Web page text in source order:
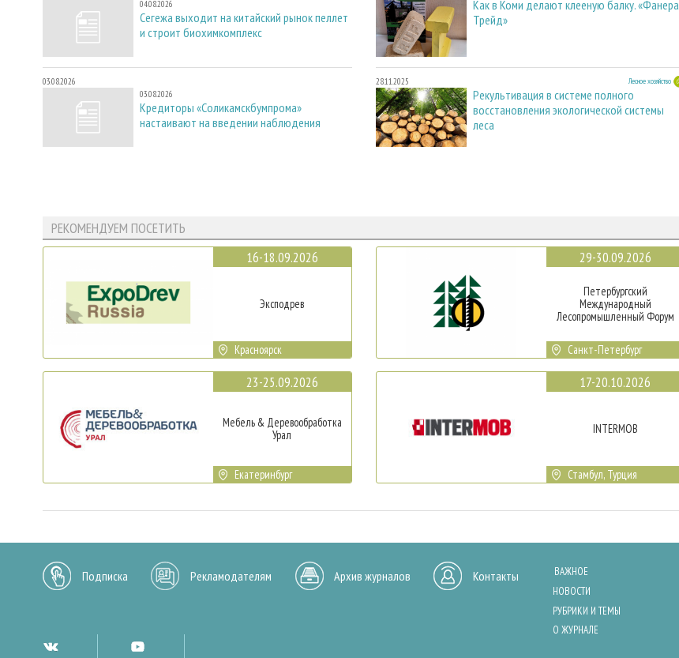
04.08.2026
Сегежа выходит на китайский рынок пеллет
и строит биохимкомплекс
03.08.2026
03.08.2026
Кредиторы «Соликамскбумпрома»
настаивают на введении наблюдения
Как в Коми делают клееную балку. «Фанера
Трейд»
28.11.2025 Лесное хозяйство
Рекультивация в системе полного
восстановления экологической системы
леса
РЕКОМЕНДУЕМ ПОСЕТИТЬ
16-18.09.2026
Эксподрев
Красноярск
23-25.09.2026
Мебель & Деревообработка
Урал
Екатеринбург
29-30.09.2026
Петербургский
Международный
Лесопромышленный Форум
Санкт-Петербург
17-20.10.2026
INTERMOB
Стамбул, Турция
Подписка Рекламодателям Архив журналов Контакты
ВАЖНОЕ
НОВОСТИ
РУБРИКИ И ТЕМЫ
О ЖУРНАЛЕ